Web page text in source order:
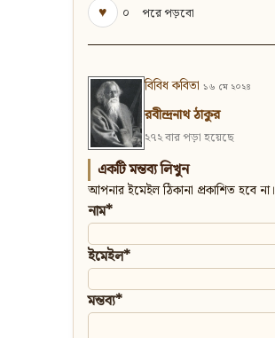
♥
০ পরে পড়বো
বিবিধ কবিতা ১৬ মে ২০২৪
রবীন্দ্রনাথ ঠাকুর
২৭২ বার পড়া হয়েছে
একটি মন্তব্য লিখুন
আপনার ইমেইল ঠিকানা প্রকাশিত হবে না।
নাম*
ইমেইল*
মন্তব্য*